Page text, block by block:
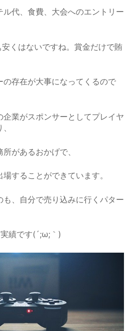
代、食費、大会へのエントリー
くはないですね。賞金だけで賄
の存在が大事になってくるので
企業がスポンサーとしてプレイヤ
があるおかげで、
することができています。
も、自分で売り込みに行くパター
績です(´;ω;｀)